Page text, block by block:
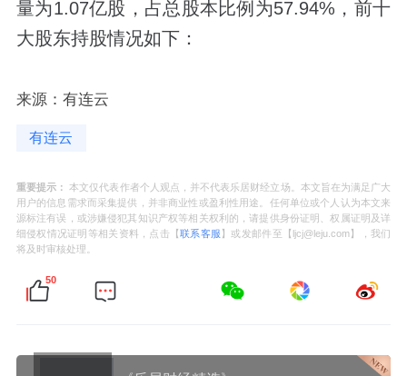
量为1.07亿股，占总股本比例为57.94%，前十
大股东持股情况如下：
来源：有连云
有连云
重要提示： 本文仅代表作者个人观点，并不代表乐居财经立场。本文旨在为满足广大
用户的信息需求而采集提供，并非商业性或盈利性用途。任何单位或个人认为本文来
源标注有误，或涉嫌侵犯其知识产权等相关权利的，请提供身份证明、权属证明及详
细侵权情况证明等相关资料，点击【联系客服 】或发邮件至【ljcj@leju.com】，我们
将及时审核处理。
50